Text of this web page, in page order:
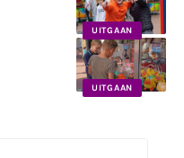
UITGAAN
UITGAAN